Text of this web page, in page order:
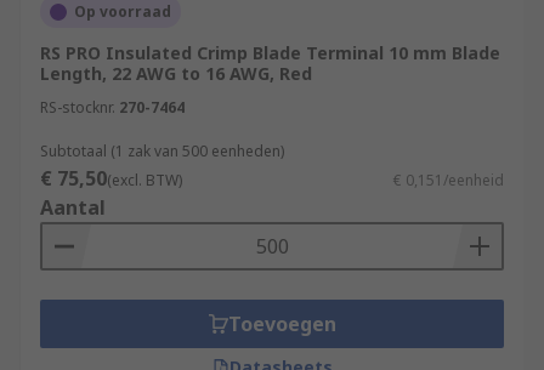
Op voorraad
RS PRO Insulated Crimp Blade Terminal 10 mm Blade
Length, 22 AWG to 16 AWG, Red
RS-stocknr. 270-7464
Subtotaal (1 zak van 500 eenheden)
€ 75,50(excl. BTW) € 0,151/eenheid
Aantal
Toevoegen